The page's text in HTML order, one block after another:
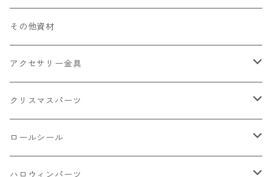
パン
くま
フレーク カット済
シール付き
フルーツ系 野菜果物
お花
ミニパーツ ネイル
雑貨系
キャッツアイ
丸玉8㎜ ラウンド
カボチャ
クラック
ソロバン型
アルファベット
ミックス
2㎜
不透明
3㎜
不透明タイプ
ミックスタイプ
4㎜
その他資材
アクセサリー金具
カラー丸カン
10㎜
ボールチップ
ピアスパーツ
クリスマスパーツ
プラチャーム
デコパーツ 貼り付けパーツ
ロールシール
サンキュー
ハロウィンパーツ